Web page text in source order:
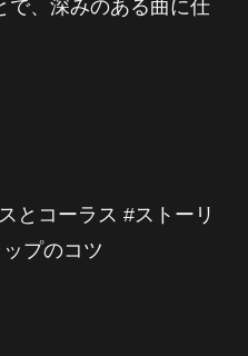
で、深みのある曲に仕
とコーラス #ストーリ
プのコツ